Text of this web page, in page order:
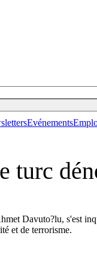
Evénements
turc
Davuto?lu, s'est
et de terrorisme.